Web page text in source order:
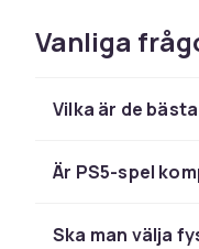
utan like. Spel
Clank: Rift Apart
Sony fortsätter
Horizon
Vanliga
Vilka är de
Är PS5-spel
Ska man välja